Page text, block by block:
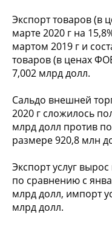
Экспорт товаров (в
марте 2020 г на
мартом 2019 г и
товаров (в ценах
7,002 млрд долл.
Сальдо внешней
2020 г сложилось
млрд долл против
размере 920,8 млн
Экспорт услуг
по сравнению с
млрд долл, импорт
млрд долл.